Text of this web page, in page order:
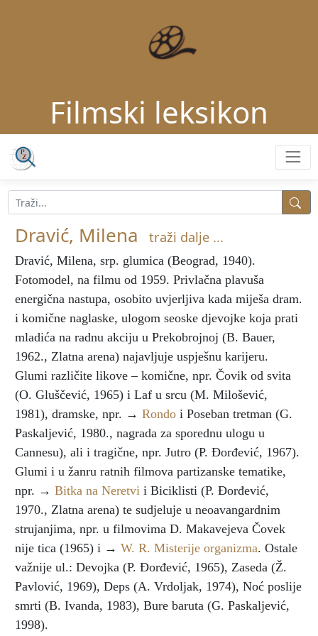
Filmski leksikon
Dravić, Milena traži dalje ...
Dravić, Milena, srp. glumica (Beograd, 1940).
Fotomodel, na filmu od 1959. Privlačna plavuša
energična nastupa, osobito uvjerljiva kada miješa dram.
i komične naglaske, ulogom seoske djevojke koja prati
mladića na radnu akciju u Prekobrojnoj (B. Bauer,
1962., Zlatna arena) najavljuje uspješnu karijeru.
Glumi različite likove – komične, npr. Čovik od svita
(O. Gluščević, 1965) i Laf u srcu (M. Milošević,
1981), dramske, npr. → Rondo i Poseban tretman (G.
Paskaljević, 1980., nagrada za sporednu ulogu u
Cannesu), ali i tragične, npr. Jutro (P. Đorđević, 1967).
Glumi i u žanru ratnih filmova partizanske tematike,
npr. → Bitka na Neretvi i Biciklisti (P. Đorđević,
1970., Zlatna arena) te sudjeluje u neoavangardnim
strujanjima, npr. u filmovima D. Makavejeva Čovek
nije tica (1965) i → W. R. Misterije organizma. Ostale
važnije ul.: Devojka (P. Đorđević, 1965), Zaseda (Ž.
Pavlović, 1969), Deps (A. Vrdoljak, 1974), Noć poslije
smrti (B. Ivanda, 1983), Bure baruta (G. Paskaljević,
1998).